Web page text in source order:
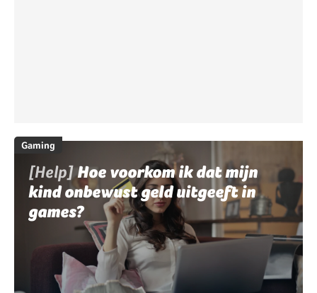
Gaming
[Help]Hoe voorkom ik dat mijn
kind onbewust geld uitgeeft in
games?